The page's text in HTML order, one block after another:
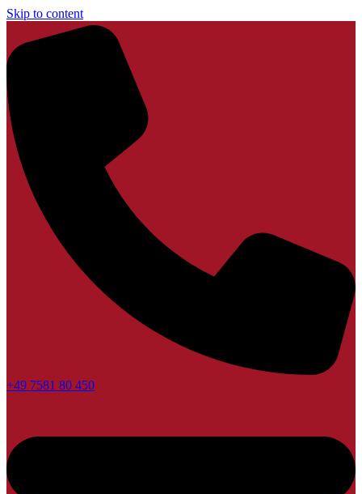
Skip to content
+49 7581 80 450